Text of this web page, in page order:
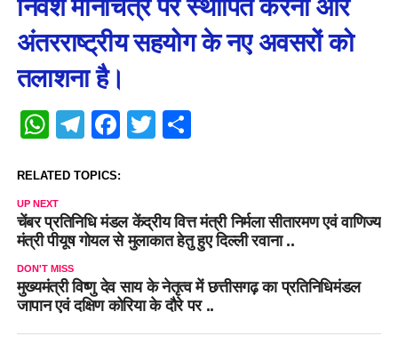
निवेश मानचित्र पर स्थापित करना और
अंतरराष्ट्रीय सहयोग के नए अवसरों को
तलाशना है।
WhatsApp
Telegram
Facebook
Twitter
Share
RELATED TOPICS:
UP NEXT
चेंबर प्रतिनिधि मंडल केंद्रीय वित्त मंत्री निर्मला सीतारमण एवं वाणिज्य
मंत्री पीयूष गोयल से मुलाकात हेतु हुए दिल्ली रवाना ..
DON'T MISS
मुख्यमंत्री विष्णु देव साय के नेतृत्व में छत्तीसगढ़ का प्रतिनिधिमंडल
जापान एवं दक्षिण कोरिया के दौरे पर ..